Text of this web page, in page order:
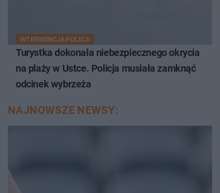
INTERWENCJA POLICJI
Turystka dokonała niebezpiecznego okrycia
na plaży w Ustce. Policja musiała zamknąć
odcinek wybrzeża
NAJNOWSZE NEWSY: